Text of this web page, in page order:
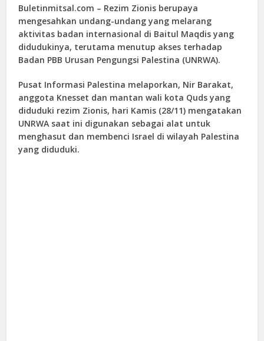
Buletinmitsal.com – Rezim Zionis berupaya
mengesahkan undang-undang yang melarang
aktivitas badan internasional di Baitul Maqdis yang
didudukinya, terutama menutup akses terhadap
Badan PBB Urusan Pengungsi Palestina (UNRWA).
Pusat Informasi Palestina melaporkan, Nir Barakat,
anggota Knesset dan mantan wali kota Quds yang
diduduki rezim Zionis, hari Kamis (28/11) mengatakan
UNRWA saat ini digunakan sebagai alat untuk
menghasut dan membenci Israel di wilayah Palestina
yang diduduki.